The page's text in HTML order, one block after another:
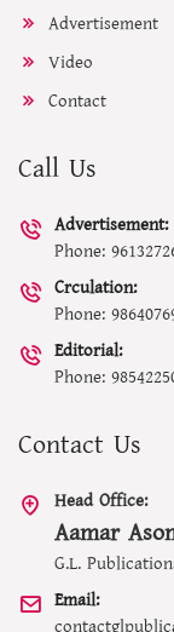
Advertisement
Video
Contact
Call Us
Advertisement:
Phone:
Crculation:
Phone:
Editorial:
Phone:
Contact Us
Head Office:
Aamar
G.L.
Email: